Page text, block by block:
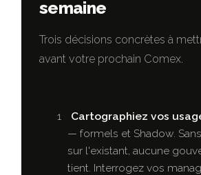
semaine
Trois décisions concrètes à
avant votre prochain Comex.
Cartographiez vos
— formels et Shadow.
sur l'existant, aucune
tient. Interrogez vos